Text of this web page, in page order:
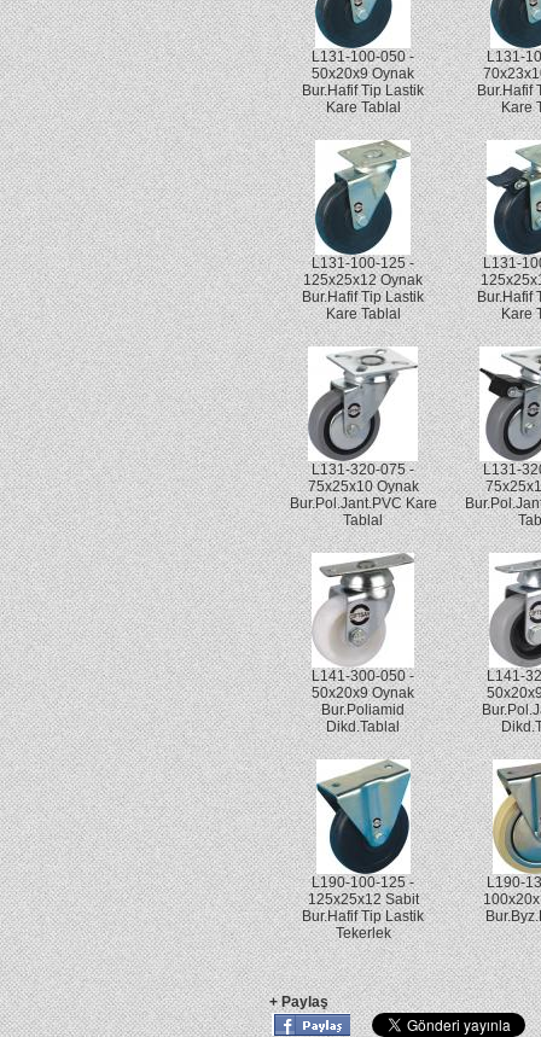
L131-100-050 -
50x20x9 Oynak
Bur.Hafif Tip Lastik
Kare Tablal
L131-
Bur.Hafif
Kare
L131-100-125 -
125x25x12 Oynak
Bur.Hafif Tip Lastik
Kare Tablal
L131-
Bur.Hafif
Kare
L131-320-075 -
75x25x10 Oynak
Bur.Pol.Jant.PVC Kare
Tablal
L131-
L141-300-050 -
50x20x9 Oynak
Bur.Poliamid
Dikd.Tablal
L141-
L190-100-125 -
125x25x12 Sabit
Bur.Hafif Tip Lastik
Tekerlek
L190-
+ Paylaş